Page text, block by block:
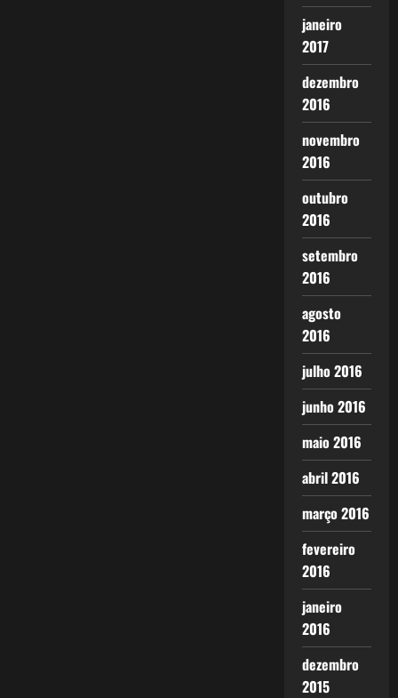
janeiro
2017
dezembro
2016
novembro
2016
outubro
2016
setembro
2016
agosto
2016
julho 2016
junho 2016
maio 2016
abril 2016
março 2016
fevereiro
2016
janeiro
2016
dezembro
2015